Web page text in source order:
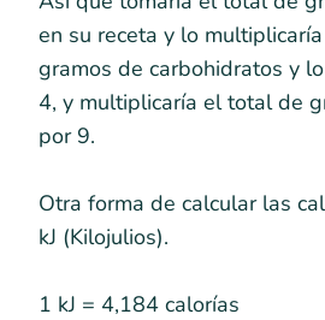
en su receta y lo
gramos de carbohidratos y
4, y multiplicaría el total de
por 9.
Otra forma de calcular las
kJ (Kilojulios).
1 kJ = 4,184 calorías